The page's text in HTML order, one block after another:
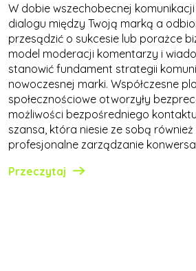
W dobie wszechobecnej
dialogu między Twoją marką a
przesądzić o sukcesie lub porażce
model moderacji komentarzy i
stanowić fundament strategii
nowoczesnej marki. Współczesne
społecznościowe otworzyły
możliwości bezpośredniego
szansa, która niesie ze sobą
profesjonalne zarządzanie
Przeczytaj